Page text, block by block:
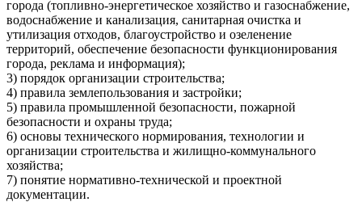
города (топливно-энергетическое хозяйство и газоснабжение,
водоснабжение и канализация, санитарная очистка и
утилизация отходов, благоустройство и озеленение
территорий, обеспечение безопасности функционирования
города, реклама и информация);
3) порядок организации строительства;
4) правила землепользования и застройки;
5) правила промышленной безопасности, пожарной
безопасности и охраны труда;
6) основы технического нормирования, технологии и
организации строительства и жилищно-коммунального
хозяйства;
7) понятие нормативно-технической и проектной
документации.